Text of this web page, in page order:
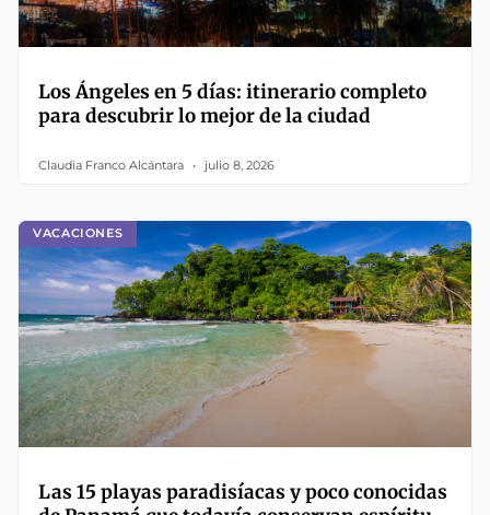
Los Ángeles en 5 días: itinerario completo
para descubrir lo mejor de la ciudad
Claudia Franco Alcántara julio 8, 2026
VACACIONES
Las 15 playas paradisíacas y poco conocidas